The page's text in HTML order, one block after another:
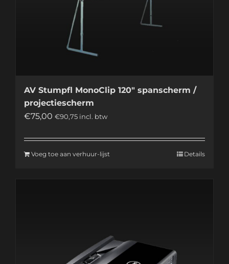
AV Stumpfl MonoClip 120″ spanscherm /
projectiescherm
€75,00 €90,75 incl. btw
Voeg toe aan verhuur-lijst Details